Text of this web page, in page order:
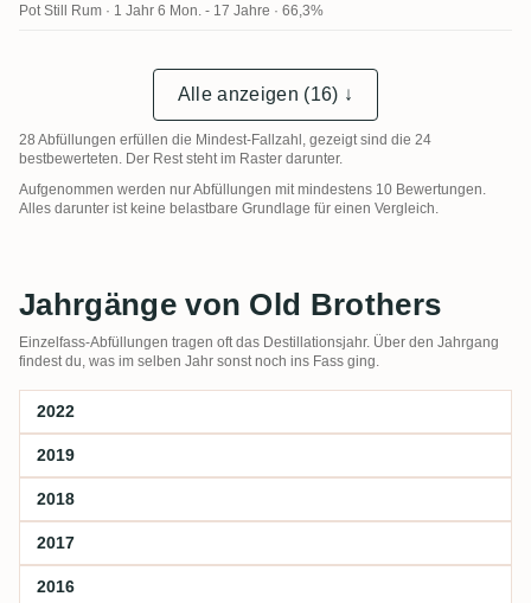
Pot Still Rum 1 Jahr 6 Mon. - 17 Jahre · 66,3%
Alle anzeigen (16) ↓
28 Abfüllungen erfüllen die Mindest-Fallzahl, gezeigt sind die 24
bestbewerteten. Der Rest steht im Raster darunter.
Aufgenommen werden nur Abfüllungen mit mindestens 10 Bewertungen.
Alles darunter ist keine belastbare Grundlage für einen Vergleich.
Jahrgänge von Old Brothers
Einzelfass-Abfüllungen tragen oft das Destillationsjahr. Über den Jahrgang
findest du, was im selben Jahr sonst noch ins Fass ging.
2022
2019
2018
2017
2016